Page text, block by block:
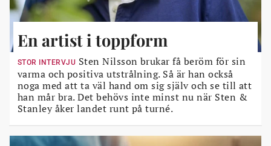
En artist i toppform
STOR INTERVJU Sten Nilsson brukar få beröm för sin
varma och positiva utstrålning. Så är han också
noga med att ta väl hand om sig själv och se till att
han mår bra. Det behövs inte minst nu när Sten &
Stanley åker landet runt på turné.